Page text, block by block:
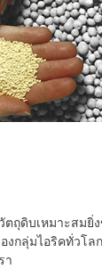
ตถุดิบเหมาะสม
กลุ่มไอริคทั่วโล
า